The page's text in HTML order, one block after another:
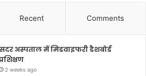
Recent Comments
अस्पताल में मिडवाइफरी डैशबोर्ड
2 weeks ago